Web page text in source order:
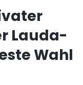
Lauda-
Wahl